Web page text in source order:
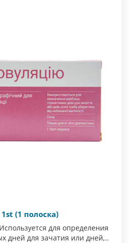
(1 полоска)
для определения
дней для зачатия или дней,..